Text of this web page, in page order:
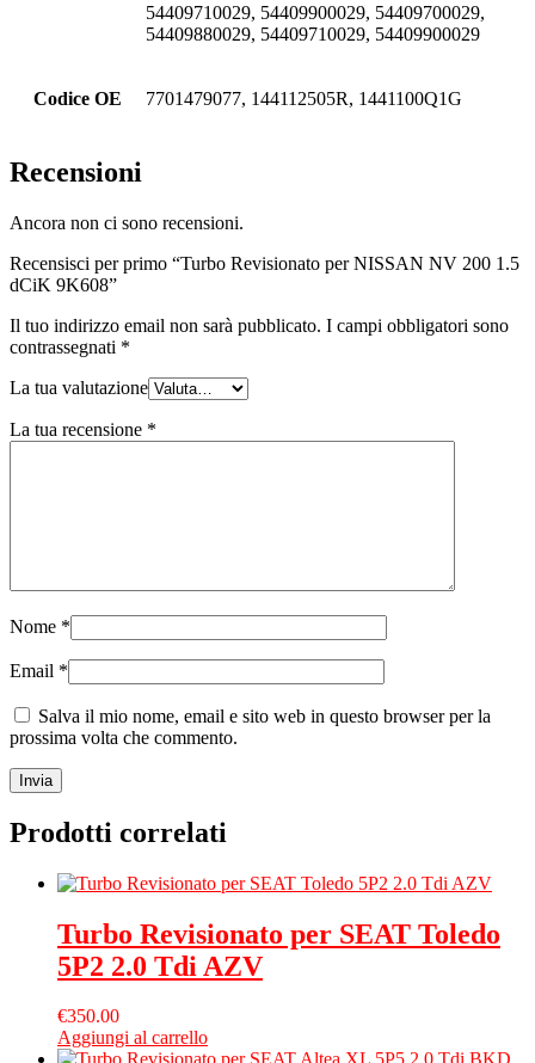
54409710029, 54409900029, 54409700029,
54409880029, 54409710029, 54409900029
Codice OE 7701479077, 144112505R, 1441100Q1G
Recensioni
Ancora non ci sono recensioni.
Recensisci per primo “Turbo Revisionato per NISSAN NV 200 1.5
dCiK 9K608”
Il tuo indirizzo email non sarà pubblicato. I campi obbligatori sono
contrassegnati *
La tua valutazione
La tua recensione *
Nome *
Email *
Salva il mio nome, email e sito web in questo browser per la
prossima volta che commento.
Prodotti correlati
Turbo Revisionato per SEAT Toledo
5P2 2.0 Tdi AZV
€350.00
Aggiungi al carrello